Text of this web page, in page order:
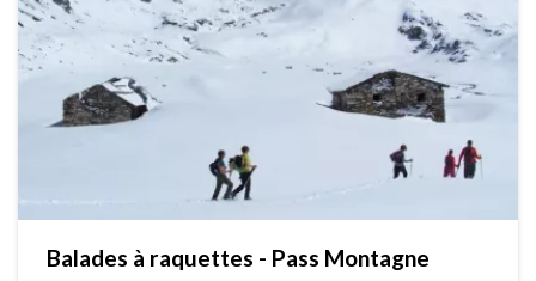
Balades à raquettes - Pass Montagne